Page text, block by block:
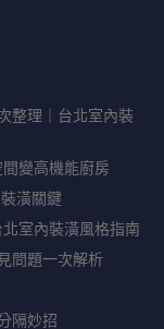
整理｜台北室內裝
變高機能廚房
潢關鍵
室內裝潢風格指南
問題一次解析
隔妙招